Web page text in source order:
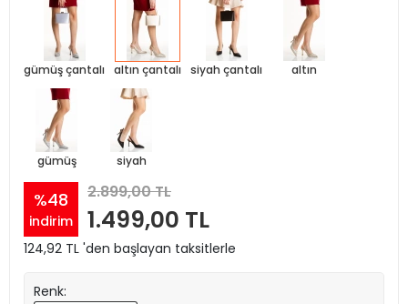
gümüş çantalı altın çantalı siyah çantalı altın
gümüş siyah
%48
indirim
2.899,00 TL
1.499,00 TL
124,92 TL 'den başlayan taksitlerle
Renk: